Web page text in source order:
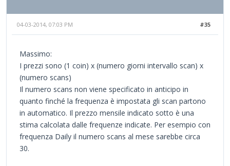
#35
04-03-2014, 07:03 PM
Massimo:
I prezzi sono (1 coin) x (numero giorni intervallo scan) x
(numero scans)
Il numero scans non viene specificato in anticipo in
quanto finché la frequenza è impostata gli scan partono
in automatico. Il prezzo mensile indicato sotto è una
stima calcolata dalle frequenze indicate. Per esempio con
frequenza Daily il numero scans al mese sarebbe circa
30.